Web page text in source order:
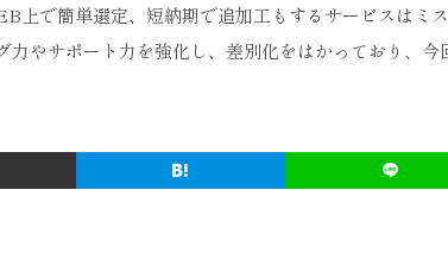
上で簡単選定、短納期で追加工もするサービスはミ
やサポート力を強化し、差別化をはかっており、